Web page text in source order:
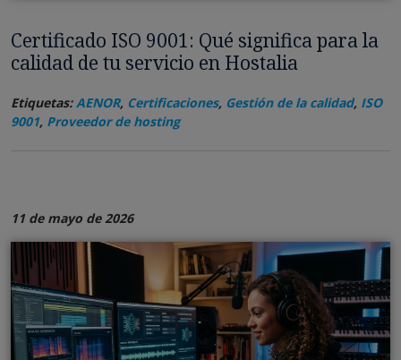
Certificado ISO 9001: Qué significa para la
calidad de tu servicio en Hostalia
Etiquetas: AENOR, Certificaciones, Gestión de la calidad, ISO
9001, Proveedor de hosting
11 de mayo de 2026